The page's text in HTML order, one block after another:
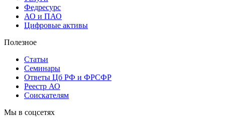
Федресурс
АО и ПАО
Цифровые активы
Полезное
Статьи
Cеминары
Ответы Цб РФ и ФРСФР
Реестр АО
Соискателям
Мы в соцсетях